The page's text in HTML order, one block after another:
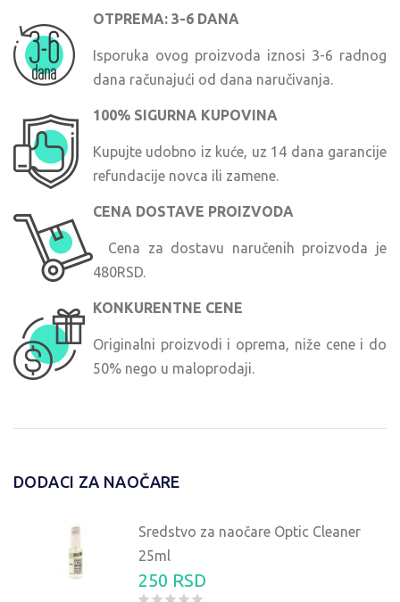
OTPREMA: 3-6 DANA
Isporuka ovog proizvoda iznosi 3-6 radnog
dana računajući od dana naručivanja.
100% SIGURNA KUPOVINA
Kupujte udobno iz kuće, uz 14 dana garancije
refundacije novca ili zamene.
CENA DOSTAVE PROIZVODA
Cena za dostavu naručenih proizvoda je
480RSD.
KONKURENTNE CENE
Originalni proizvodi i oprema, niže cene i do
50% nego u maloprodaji.
DODACI ZA NAOČARE
Sredstvo za naočare Optic Cleaner
25ml
250 RSD